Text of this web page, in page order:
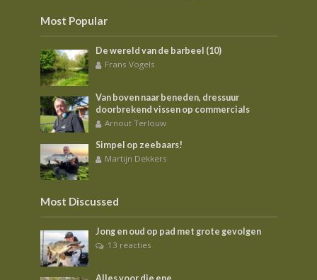
Most Popular
De wereld van de barbeel (10)
Frans Vogels
Van boven naar beneden, dressuur
doorbrekend vissen op commercials
Arnout Terlouw
Simpel op zeebaars!
Martijn Dekkers
Most Discussed
Jong en oud op pad met grote gevolgen
13 reacties